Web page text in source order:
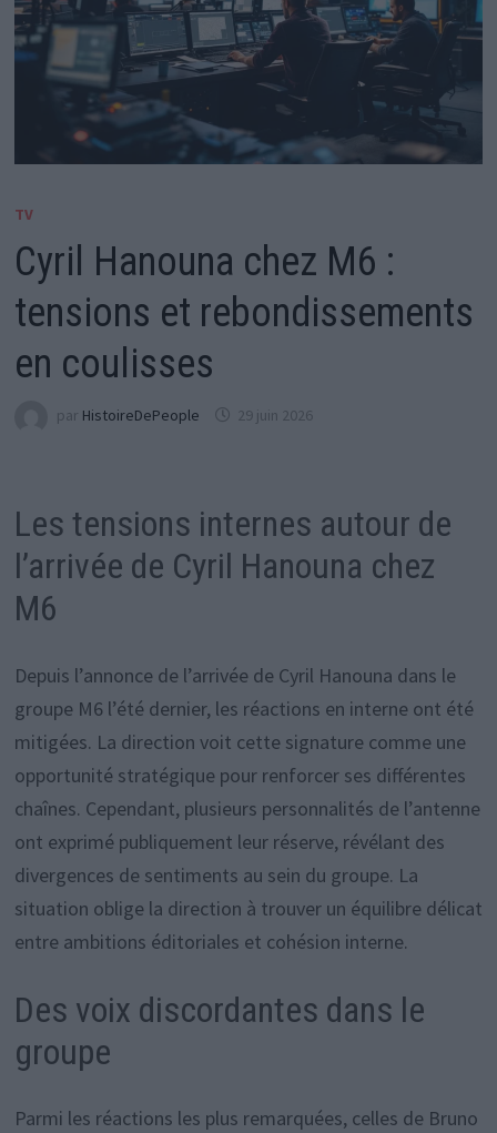
TV
Cyril Hanouna chez M6 :
tensions et rebondissements
en coulisses
par HistoireDePeople 29 juin 2026
Les tensions internes autour de
l’arrivée de Cyril Hanouna chez
M6
Depuis l’annonce de l’arrivée de Cyril Hanouna dans le
groupe M6 l’été dernier, les réactions en interne ont été
mitigées. La direction voit cette signature comme une
opportunité stratégique pour renforcer ses différentes
chaînes. Cependant, plusieurs personnalités de l’antenne
ont exprimé publiquement leur réserve, révélant des
divergences de sentiments au sein du groupe. La
situation oblige la direction à trouver un équilibre délicat
entre ambitions éditoriales et cohésion interne.
Des voix discordantes dans le
groupe
Parmi les réactions les plus remarquées, celles de Bruno